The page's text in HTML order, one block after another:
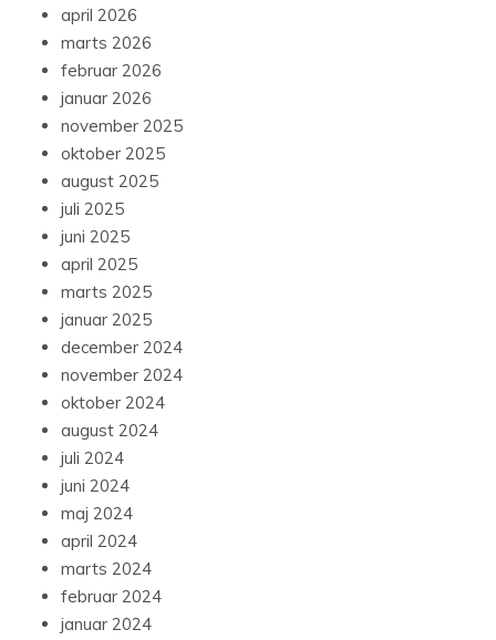
april 2026
marts 2026
februar 2026
januar 2026
november 2025
oktober 2025
august 2025
juli 2025
juni 2025
april 2025
marts 2025
januar 2025
december 2024
november 2024
oktober 2024
august 2024
juli 2024
juni 2024
maj 2024
april 2024
marts 2024
februar 2024
januar 2024